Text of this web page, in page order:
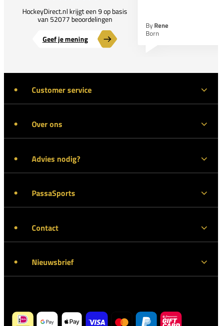
HockeyDirect.nl krijgt een 9 op basis
van 52077 beoordelingen
Geef je mening
By Rene
Born
Customer service
Over ons
Advies nodig?
PassaSports
Contact
Nieuwsbrief